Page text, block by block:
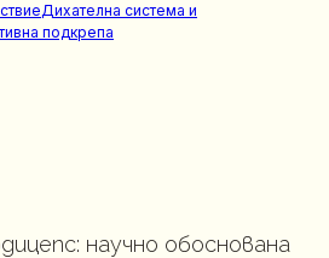
Дихателна система и
подкрепа
научно обоснована